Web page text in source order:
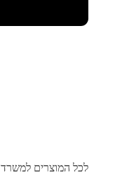
לכל המוצרים למשרד